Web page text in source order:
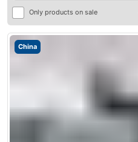
Only products on sale
China